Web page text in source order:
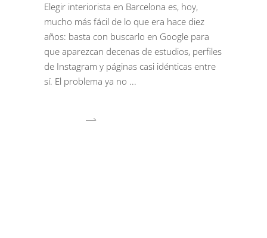
Elegir interiorista en Barcelona es, hoy,
mucho más fácil de lo que era hace diez
años: basta con buscarlo en Google para
que aparezcan decenas de estudios, perfiles
de Instagram y páginas casi idénticas entre
sí. El problema ya no